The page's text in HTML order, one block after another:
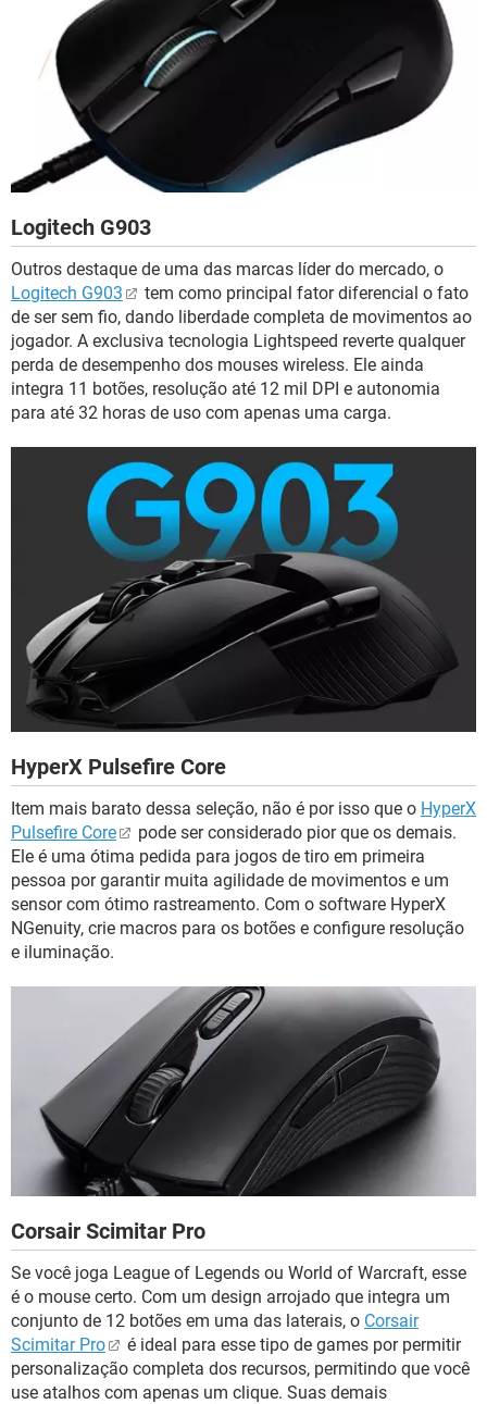
Logitech G903
Outros destaque de uma das marcas líder do mercado, o
Logitech G903
tem como principal fator diferencial o fato
de ser sem fio, dando liberdade completa de movimentos ao
jogador. A exclusiva tecnologia Lightspeed reverte qualquer
perda de desempenho dos mouses wireless. Ele ainda
integra 11 botões, resolução até 12 mil DPI e autonomia
para até 32 horas de uso com apenas uma carga.
HyperX Pulsefire Core
Item mais barato dessa seleção, não é por isso que o HyperX
Pulsefire Core
pode ser considerado pior que os demais.
Ele é uma ótima pedida para jogos de tiro em primeira
pessoa por garantir muita agilidade de movimentos e um
sensor com ótimo rastreamento. Com o software HyperX
NGenuity, crie macros para os botões e configure resolução
e iluminação.
Corsair Scimitar Pro
Se você joga League of Legends ou World of Warcraft, esse
é o mouse certo. Com um design arrojado que integra um
conjunto de 12 botões em uma das laterais, o Corsair
Scimitar Pro
é ideal para esse tipo de games por permitir
personalização completa dos recursos, permitindo que você
use atalhos com apenas um clique. Suas demais